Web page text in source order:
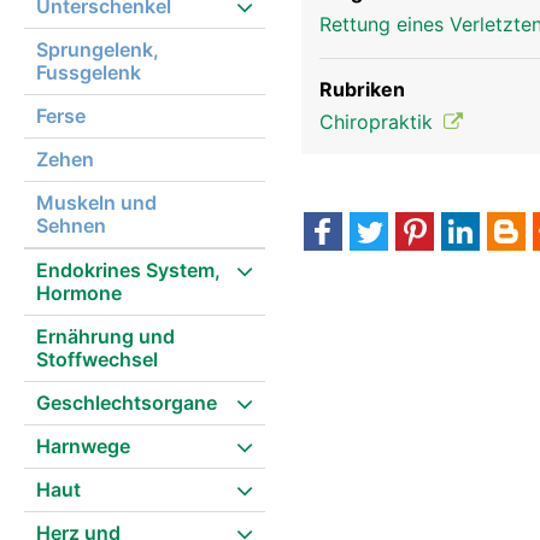
Unterschenkel
Sprungelenk,
Fussgelenk
Ferse
Zehen
Muskeln und
Sehnen
Endokrines System,
Hormone
Ernährung und
Stoffwechsel
Geschlechtsorgane
Harnwege
Haut
Herz und
Rettung eines
Rubriken
Chiropraktik